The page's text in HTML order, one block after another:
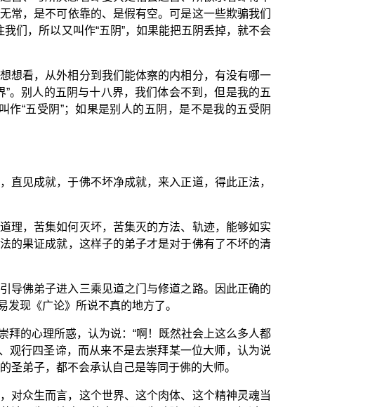
常，是不可依靠的、是假有空。可是这一些欺骗我们
们，所以又叫作“五阴”，如果能把五阴丢掉，就不会
想看，从外相分到我们能体察的内相分，有没有哪一
。别人的五阴与十八界，我们体会不到，但是我的五
“五受阴”；如果是别人的五阴，是不是我的五受阴
见成就，于佛不坏净成就，来入正道，得此正法，
理，苦集如何灭坏，苦集灭的方法、轨迹，能够如实
的果证成就，这样子的弟子才是对于佛有了不坏的清
导佛弟子进入三乘见道之门与修道之路。因此正确的
现《广论》所说不真的地方了。
的心理所惑，认为说：“啊！既然社会上这么多人都
观行四圣谛，而从来不是去崇拜某一位大师，认为说
圣弟子，都不会承认自己是等同于佛的大师。
对众生而言，这个世界、这个肉体、这个精神灵魂当